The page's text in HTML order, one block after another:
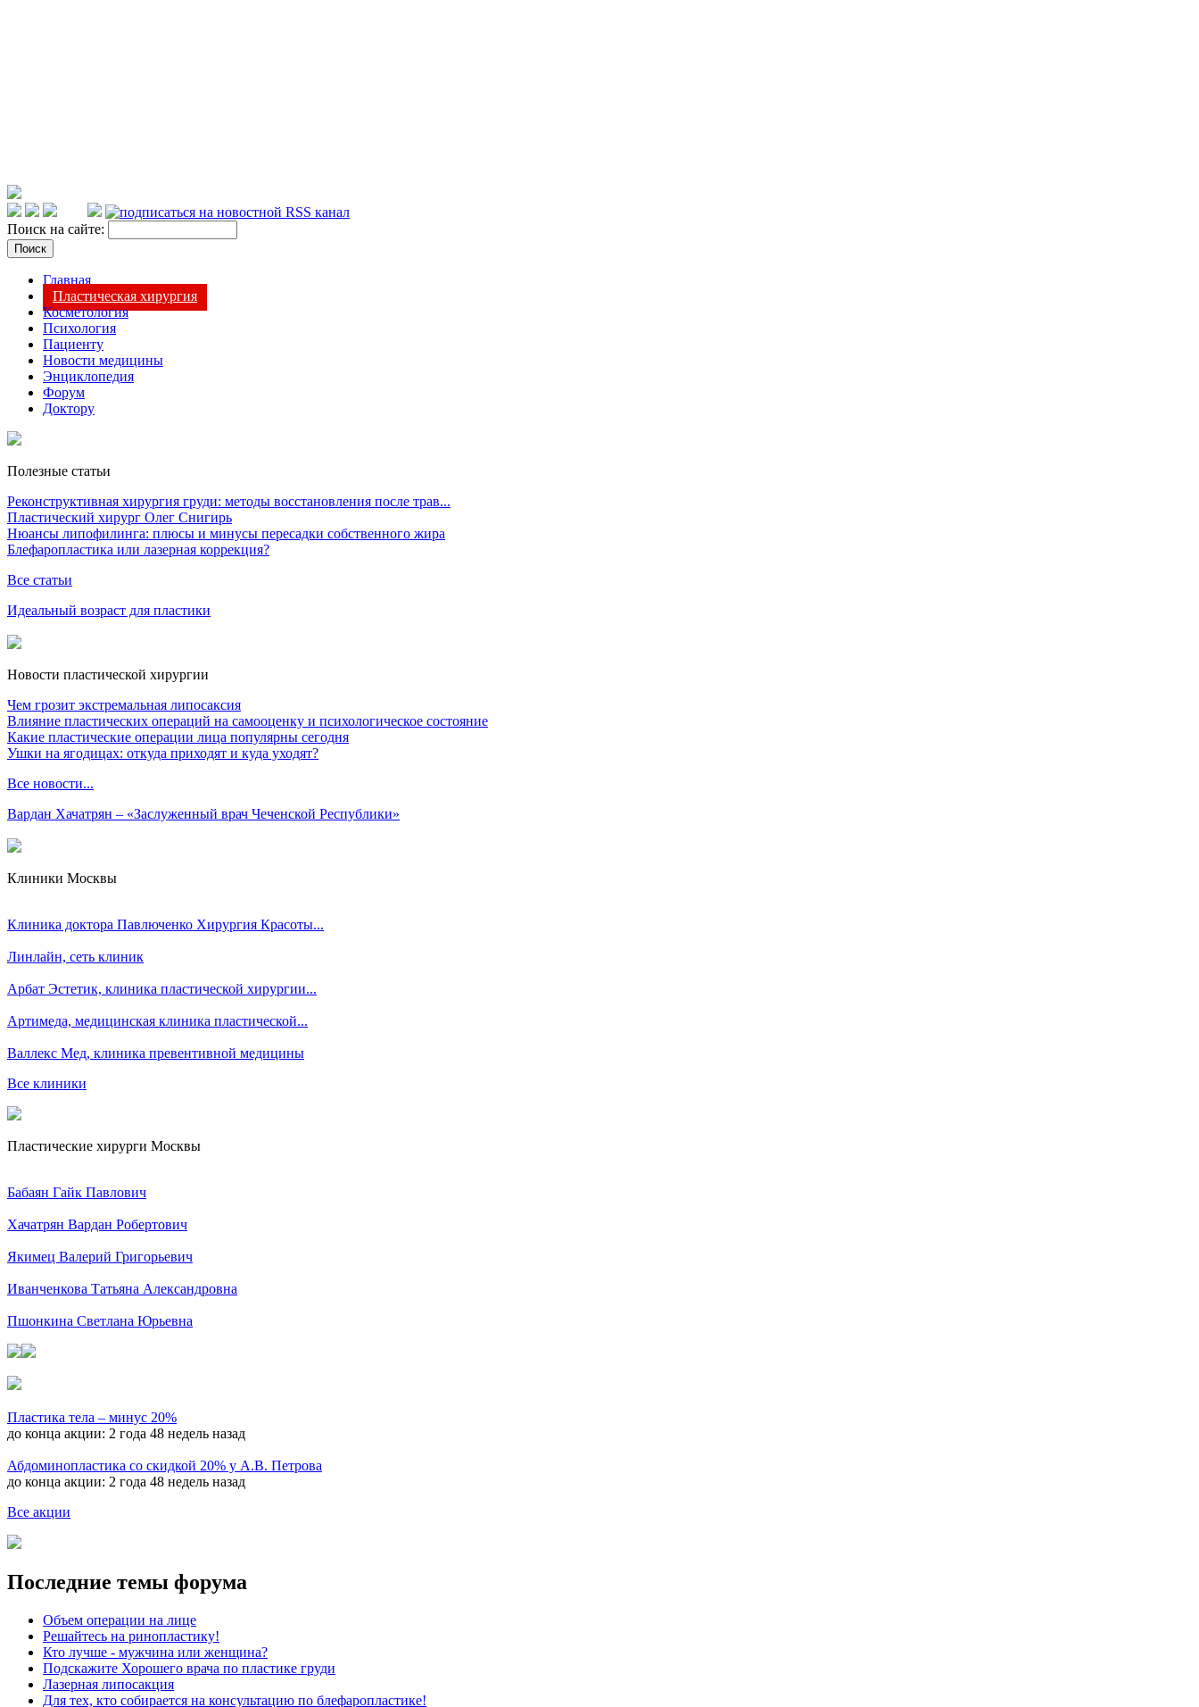
Поиск на сайте:
Главная
Пластическая хирургия
Косметология
Психология
Пациенту
Новости медицины
Энциклопедия
Форум
Доктору
Полезные статьи
Реконструктивная хирургия груди: методы восстановления после трав...
Пластический хирург Олег Снигирь
Нюансы липофилинга: плюсы и минусы пересадки собственного жира
Блефаропластика или лазерная коррекция?
Все статьи
Идеальный возраст для пластики
Новости пластической хирургии
Чем грозит экстремальная липосаксия
Влияние пластических операций на самооценку и психологическое состояние
Какие пластические операции лица популярны сегодня
Ушки на ягодицах: откуда приходят и куда уходят?
Все новости...
Вардан Хачатрян – «Заслуженный врач Чеченской Республики»
Клиники Москвы
Клиника доктора Павлюченко Хирургия Красоты...
Линлайн, сеть клиник
Арбат Эстетик, клиника пластической хирургии...
Артимеда, медицинская клиника пластической...
Валлекс Мед, клиника превентивной медицины
Все клиники
Пластические хирурги Москвы
Бабаян Гайк Павлович
Хачатрян Вардан Робертович
Якимец Валерий Григорьевич
Иванченкова Татьяна Александровна
Пшонкина Светлана Юрьевна
Пластика тела – минус 20%
до конца акции: 2 года 48 недель назад
Абдоминопластика со скидкой 20% у А.В. Петрова
до конца акции: 2 года 48 недель назад
Все акции
Последние темы форума
Объем операции на лице
Решайтесь на ринопластику!
Кто лучше - мужчина или женщина?
Подскажите Хорошего врача по пластике груди
Лазерная липосакция
Для тех, кто собирается на консультацию по блефаропластике!